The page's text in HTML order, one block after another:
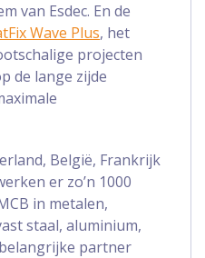
van Esdec. En de
Wave Plus, het
projecten
de lange zijde
België, Frankrijk
er zo’n 1000
in metalen,
staal, aluminium,
partner